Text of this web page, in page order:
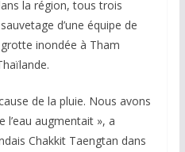
la région, tous trois
d’une équipe de
inondée à Tham
de la pluie. Nous avons
l’eau augmentait », a
Chakkit Taengtan dans